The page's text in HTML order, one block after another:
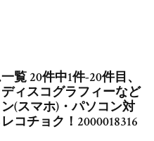
覧 20件中1件-20件目、
ィスコグラフィーなど
(スマホ)・パソコン対
コチョク！2000018316